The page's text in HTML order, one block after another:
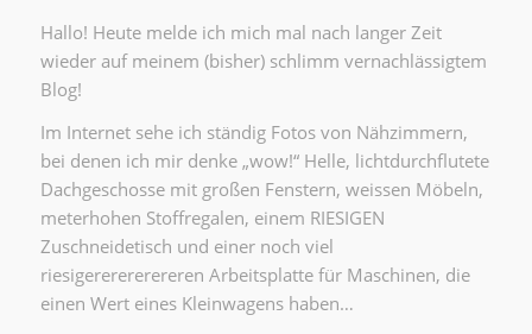
Hallo! Heute melde ich mich mal nach langer Zeit
wieder auf meinem (bisher) schlimm vernachlässigtem
Blog!
Im Internet sehe ich ständig Fotos von Nähzimmern,
bei denen ich mir denke „wow!“ Helle, lichtdurchflutete
Dachgeschosse mit großen Fenstern, weissen Möbeln,
meterhohen Stoffregalen, einem RIESIGEN
Zuschneidetisch und einer noch viel
riesigererererereren Arbeitsplatte für Maschinen, die
einen Wert eines Kleinwagens haben…